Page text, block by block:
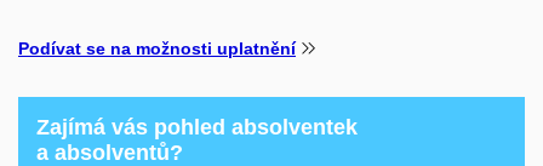
Podívat se na možnosti uplatnění
Zajímá vás pohled absolventek
a absolventů?